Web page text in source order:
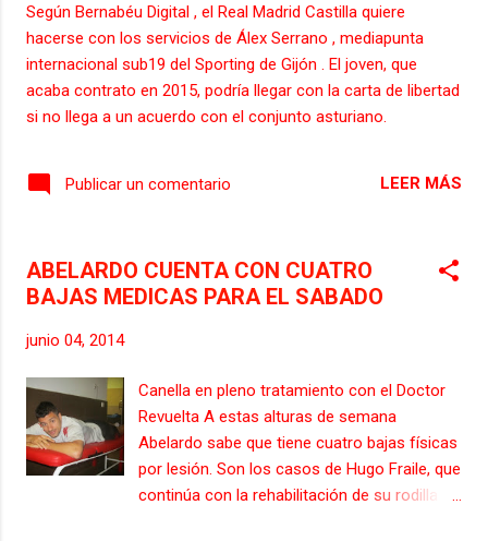
contrato” . Sobre la temporada pasada el
jugador sportinguista afirma que: “La pasada
temporada fue complicada y dura para mí” ,
además de que: “Me veo con hueco en el
equipo” , y no duda en afirmar que: “Sea aquí
descartar el poder jugar en el filial rojiblanco
luego ya se ...
Según Bernabéu Digital , el Real Madrid Castilla quiere
hacerse con los servicios de Álex Serrano , mediapunta
internacional sub19 del Sporting de Gijón . El joven, que
acaba contrato en 2015, podría llegar con la carta de libertad
si no llega a un acuerdo con el conjunto asturiano.
Publicar un comentario LEER MÁS
ABELARDO CUENTA CON CUATRO
BAJAS MEDICAS PARA EL SABADO
junio 04, 2014
Canella en pleno tratamiento con el Doctor
Revuelta A estas alturas de semana
Abelardo sabe que tiene cuatro bajas físicas
por lesión. Son los casos de Hugo Fraile, que
continúa con la rehabilitación de su rodilla